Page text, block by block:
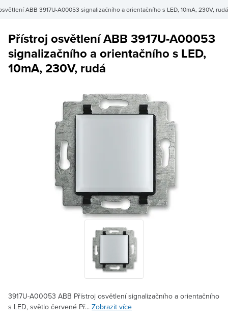
ABB 3917U-A00053 signalizačního a orientačního s LED, 10mA, 230V, rudá
Přístroj osvětlení ABB 3917U-A00053
signalizačního a orientačního s LED,
10mA, 230V, rudá
3917U-A00053 ABB Přístroj osvětlení signalizačního a orientačního
s LED, světlo červené Př... Zobrazit více